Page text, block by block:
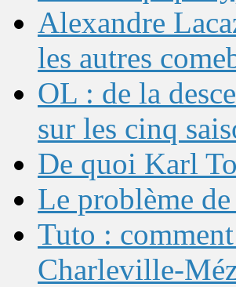
Alexandre
les autres
OL : de la
sur les cinq
De quoi Karl
Le problème
Tuto :
Charleville-